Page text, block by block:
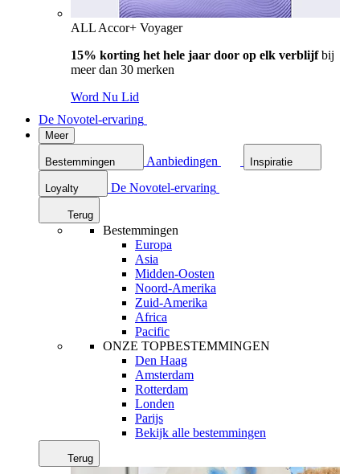
ALL Accor+ Voyager
15% korting het hele jaar door op elk verblijfbij
meer dan 30 merken
Word Nu Lid
De Novotel-ervaring
Meer
Bestemmingen Aanbiedingen Inspiratie
Loyalty De Novotel-ervaring
Terug
Bestemmingen
Europa
Asia
Midden-Oosten
Noord-Amerika
Zuid-Amerika
Africa
Pacific
ONZE TOPBESTEMMINGEN
Den Haag
Amsterdam
Rotterdam
Londen
Parijs
Bekijk alle bestemmingen
Terug